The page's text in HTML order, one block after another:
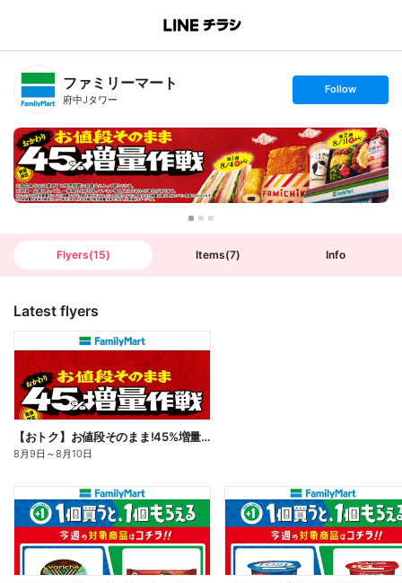
B
n
T
ファミリーマート
府中Jタワー
s
t
o
l
l
o
w
Follow
Flyers(15) Items(7) Info
Latest flyers
【おトク】お値段そのまま!45%増量作戦!
8月9日 ～8月10日